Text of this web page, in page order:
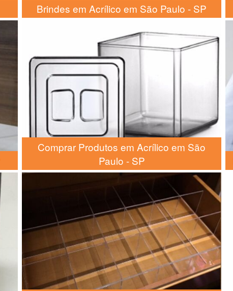
Brindes em Acrílico em São Paulo - SP
Comprar Produtos em Acrílico em São
Paulo - SP